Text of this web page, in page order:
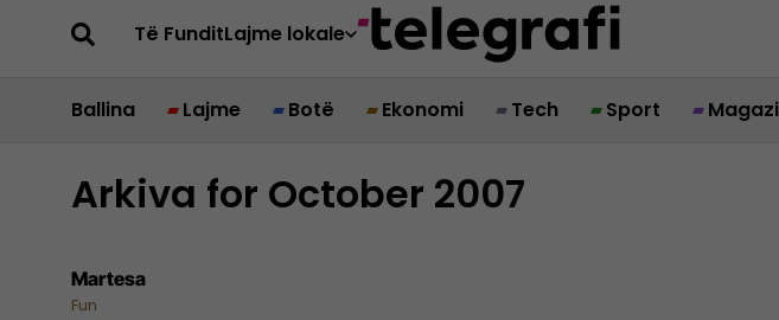
Të FunditLajme lokale
Ballina Lajme Botë Ekonomi Tech Sport
Arkiva for October 2007
Martesa
Fun